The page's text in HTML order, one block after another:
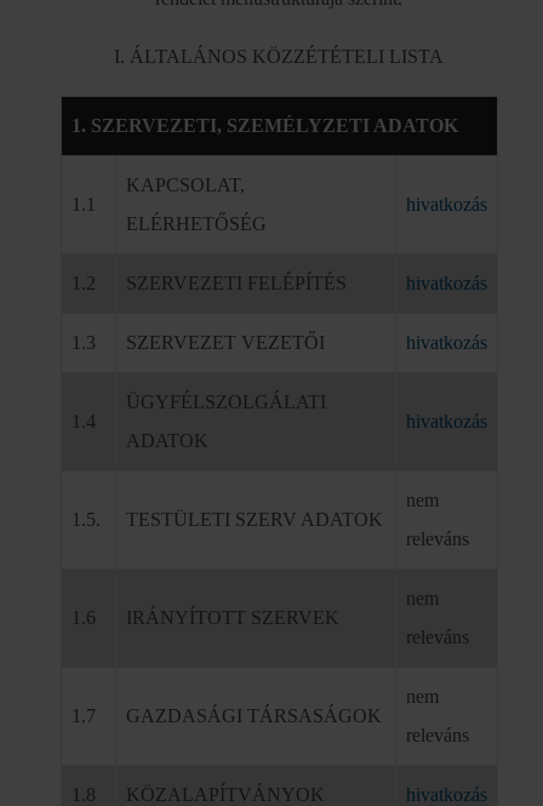
I. ÁLTALÁNOS KÖZZÉTÉTELI LISTA
1. SZERVEZETI, SZEMÉLYZETI ADATOK
1.1
KAPCSOLAT,
ELÉRHETŐSÉG
hivatkozás
1.2 SZERVEZETI FELÉPÍTÉS hivatkozás
1.3 SZERVEZET VEZETŐI hivatkozás
1.4
ÜGYFÉLSZOLGÁLATI
ADATOK
hivatkozás
1.5. TESTÜLETI SZERV ADATOK
nem
releváns
1.6 IRÁNYÍTOTT SZERVEK
nem
releváns
1.7 GAZDASÁGI TÁRSASÁGOK
nem
releváns
1.8 KÖZALAPÍTVÁNYOK hivatkozás